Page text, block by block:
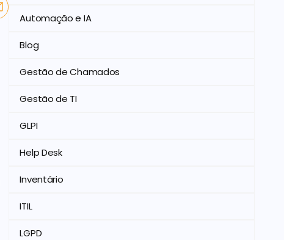
Automação e IA
Blog
Gestão de Chamados
Gestão de TI
GLPI
Help Desk
Inventário
ITIL
LGPD